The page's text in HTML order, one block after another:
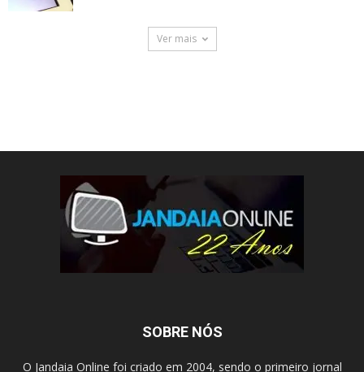
Ver mais
SOBRE NÓS
O Jandaia Online foi criado em 2004, sendo o primeiro jornal